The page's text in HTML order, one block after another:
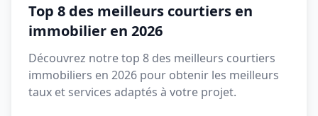
Top 8 des meilleurs courtiers en
immobilier en 2026
Découvrez notre top 8 des meilleurs courtiers
immobiliers en 2026 pour obtenir les meilleurs
taux et services adaptés à votre projet.